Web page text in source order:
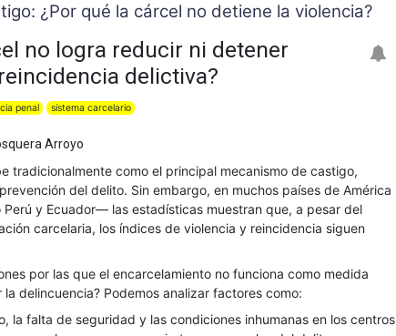
¿Por qué la cárcel no detiene la violencia?
no logra reducir ni detener
delictiva?
penal sistema carcelario
Arroyo
tradicionalmente como el principal mecanismo de castigo,
del delito. Sin embargo, en muchos países de América
y Ecuador— las estadísticas muestran que, a pesar del
carcelaria, los índices de violencia y reincidencia siguen
por las que el encarcelamiento no funciona como medida
delincuencia? Podemos analizar factores como:
la falta de seguridad y las condiciones inhumanas en los centros